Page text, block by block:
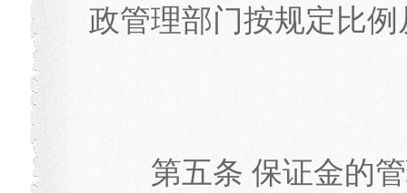
政管理部门按规定比
第五条 保证金的管